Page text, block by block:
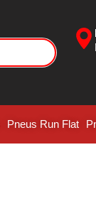
Pneus Run Flat